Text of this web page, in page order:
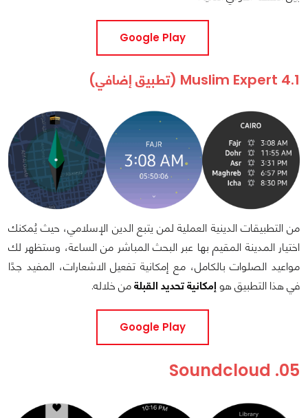
Google Play
4.1 Muslim Expert (تطبيق إضافي)
من التطبيقات الدينية العملية لمن يتبع الدين الإسلامي، حيث يُمكنك
اختيار المدينة المقيم بها عبر البحث المباشر من الساعة، وستظهر لك
مواعيد الصلوات بالكامل، مع إمكانية تفعيل الاشعارات، المفيد جدًا
في هذا التطبيق هو إمكانية تحديد القبلةمن خلاله.
Google Play
05. Soundcloud